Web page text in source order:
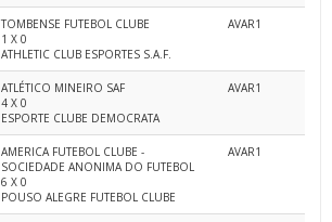
TOMBENSE FUTEBOL CLUBE
1 X 0
ATHLETIC CLUB ESPORTES S.A.F.
AVAR1
ATLÉTICO MINEIRO SAF
4 X 0
ESPORTE CLUBE DEMOCRATA
AVAR1
AMERICA FUTEBOL CLUBE -
SOCIEDADE ANONIMA DO FUTEBOL
6 X 0
POUSO ALEGRE FUTEBOL CLUBE
AVAR1